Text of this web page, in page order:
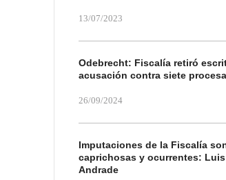
13/07/2023
Odebrecht: Fiscalía retiró
acusación contra siete
26/09/2024
Imputaciones de la Fiscalía
caprichosas y ocurrentes:
Andrade